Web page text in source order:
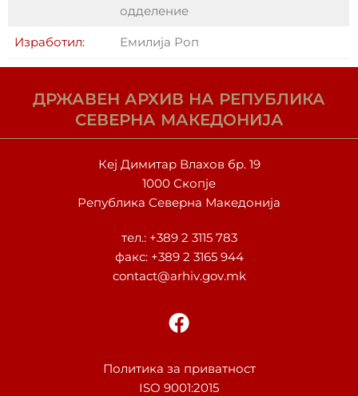
одделение
Изработил: Емилија Роп
ДРЖАВЕН АРХИВ НА РЕПУБЛИКА
СЕВЕРНА МАКЕДОНИЈА
Кеј Димитар Влахов бр. 19
1000 Скопје
Република Северна Македонија
тел.: +389 2 3115 783
факс: +389 2 3165 944
contact@arhiv.gov.mk
F
a
e
Политика за приватност
ISO 9001:2015